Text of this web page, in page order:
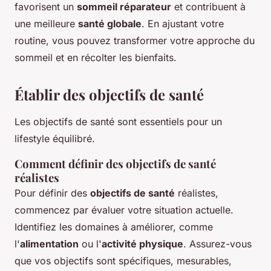
favorisent un sommeil réparateur et contribuent à
une meilleure santé globale. En ajustant votre
routine, vous pouvez transformer votre approche du
sommeil et en récolter les bienfaits.
Établir des objectifs de santé
Les objectifs de santé sont essentiels pour un
lifestyle équilibré.
Comment définir des objectifs de santé
réalistes
Pour définir des objectifs de santé réalistes,
commencez par évaluer votre situation actuelle.
Identifiez les domaines à améliorer, comme
l'alimentation ou l'activité physique. Assurez-vous
que vos objectifs sont spécifiques, mesurables,